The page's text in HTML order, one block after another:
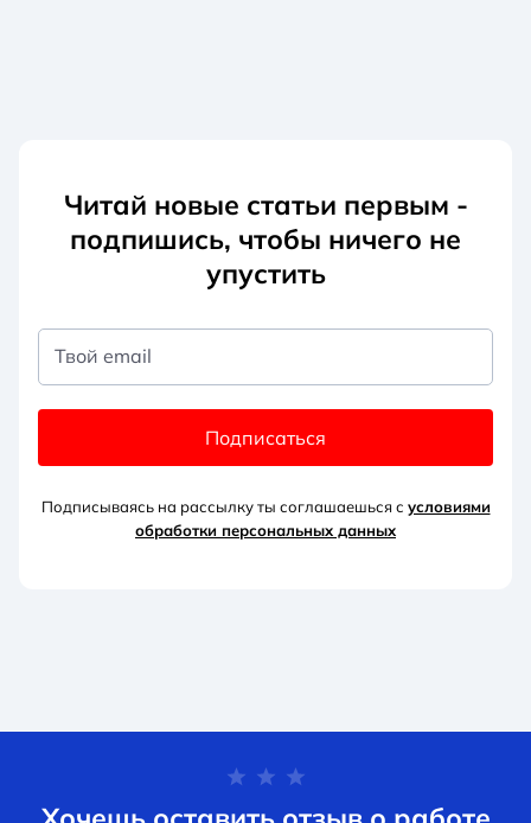
Читай новые статьи первым -
подпишись, чтобы ничего не
упустить
Твой email
Подписаться
Подписываясь на рассылку ты соглашаешься с условиями
обработки персональных данных